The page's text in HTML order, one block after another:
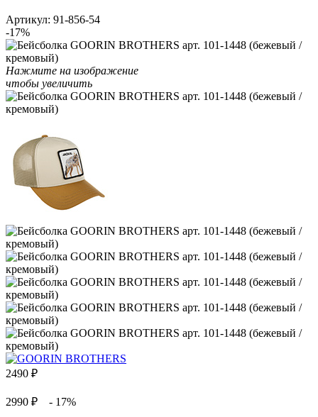
Артикул: 91-856-54
-17%
Нажмите на изображение
чтобы увеличить
2490 ₽
2990 ₽ - 17%